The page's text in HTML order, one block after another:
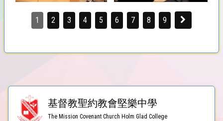
1 2 3 4 5 6 7 8 9
基督教聖約教會堅樂中學
The Mission Covenant Church Holm Glad College